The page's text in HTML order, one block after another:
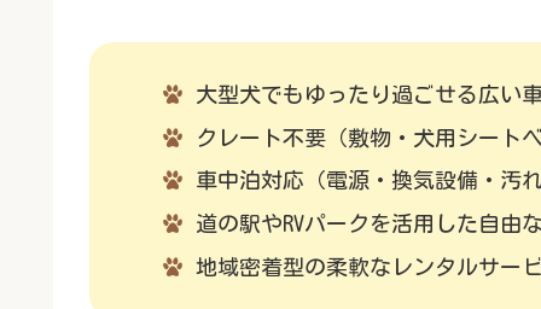
大型犬でもゆったり過ごせる広い
クレート不要（敷物・犬用シート
車中泊対応（電源・換気設備・汚
道の駅やRVパークを活用した自由
地域密着型の柔軟なレンタルサー